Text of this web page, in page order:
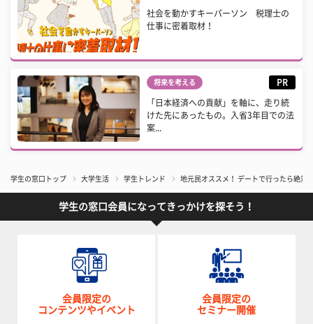
社会を動かすキーパーソン 税理士の
仕事に密着取材！
将来を考える PR
「日本経済への貢献」を軸に、走り続
けた先にあったもの。入省3年目での法
案...
学生の窓口トップ 大学生活 学生トレンド 地元民オススメ！ デートで行ったら絶対
学生の窓口会員になってきっかけを探そう！
会員限定の
コンテンツやイベント
会員限定の
セミナー開催